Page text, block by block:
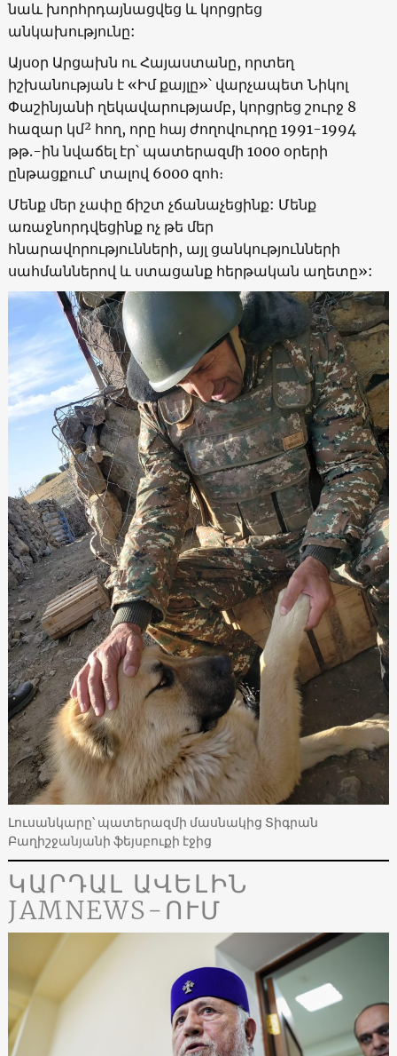
նաև խորհրդայնացվեց և կորցրեց
անկախությունը:
Այսօր Արցախն ու Հայաստանը, որտեղ
իշխանության է «Իմ քայլը»՝ վարչապետ Նիկոլ
Փաշինյանի ղեկավարությամբ, կորցրեց շուրջ 8
հազար կմ² հող, որը հայ ժողովուրդը 1991-1994
թթ.-ին նվաճել էր՝ պատերազմի 1000 օրերի
ընթացքում՝ տալով 6000 զոհ։
Մենք մեր չափը ճիշտ չճանաչեցինք: Մենք
առաջնորդվեցինք ոչ թե մեր
հնարավորությունների, այլ ցանկությունների
սահմաններով և ստացանք հերթական աղետը»:
Լուսանկարը՝ պատերազմի մասնակից Տիգրան
Բաղիշջանյանի ֆեյսբուքի էջից
ԿԱՐԴԱԼ ԱՎԵԼԻՆ
JAMNEWS-ՈՒՄ